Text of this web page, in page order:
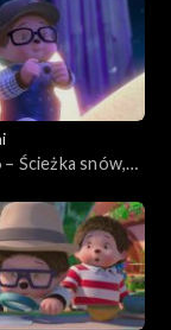
Ścieżka snów,